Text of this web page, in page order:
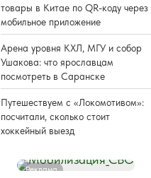
товары в Китае по QR-коду через
мобильное приложение
Арена уровня КХЛ, МГУ и собор
Ушакова: что ярославцам
посмотреть в Саранске
Путешествуем с «Локомотивом»:
посчитали, сколько стоит
хоккейный выезд
Реклама